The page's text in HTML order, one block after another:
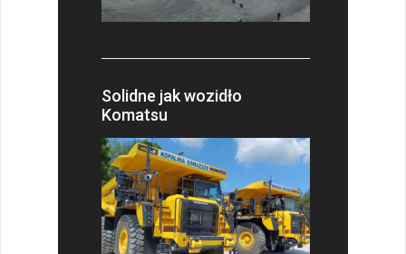
Solidne jak wozidło
Komatsu